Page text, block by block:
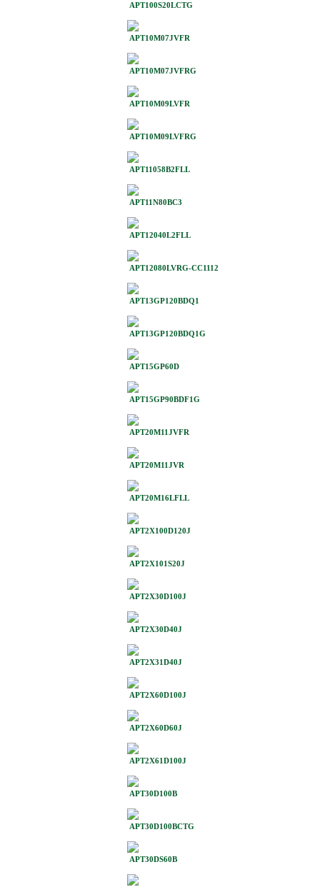
APT100S20LCTG
APT10M07JVFR
APT10M07JVFRG
APT10M09LVFR
APT10M09LVFRG
APT11058B2FLL
APT11N80BC3
APT12040L2FLL
APT12080LVRG-CC1112
APT13GP120BDQ1
APT13GP120BDQ1G
APT15GP60D
APT15GP90BDF1G
APT20M11JVFR
APT20M11JVR
APT20M16LFLL
APT2X100D120J
APT2X101S20J
APT2X30D100J
APT2X30D40J
APT2X31D40J
APT2X60D100J
APT2X60D60J
APT2X61D100J
APT30D100B
APT30D100BCTG
APT30DS60B